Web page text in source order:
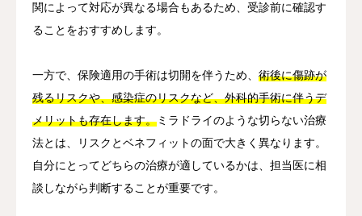
関によって対応が異なる場合もあるため、受診前に確認す
ることをおすすめします。
一方で、保険適用の手術は切開を伴うため、 術後に傷跡が
残るリスクや、感染症のリスクなど、外科的手術に伴うデ
メリットも存在します。ミラドライのような切らない治療
法とは、リスクとベネフィットの面で大きく異なります。
自分にとってどちらの治療が適しているかは、担当医に相
談しながら判断することが重要です。